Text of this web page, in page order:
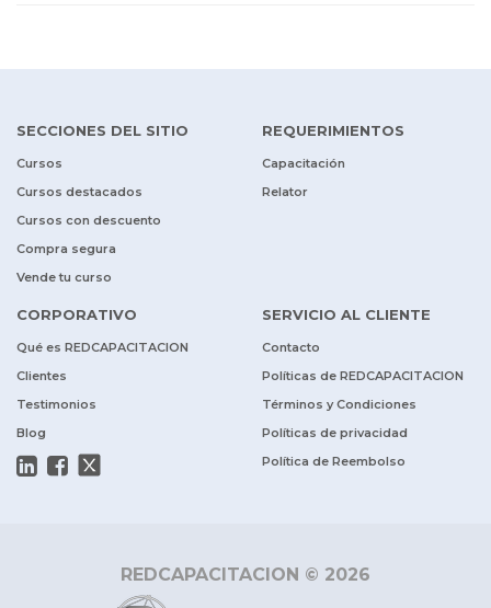
SECCIONES DEL SITIO
Cursos
Cursos destacados
Cursos con descuento
Compra segura
Vende tu curso
REQUERIMIENTOS
Capacitación
Relator
CORPORATIVO
Qué es REDCAPACITACION
Clientes
Testimonios
Blog
SERVICIO AL CLIENTE
Contacto
Políticas de REDCAPACITACION
Términos y Condiciones
Políticas de privacidad
Política de Reembolso
REDCAPACITACION © 2026